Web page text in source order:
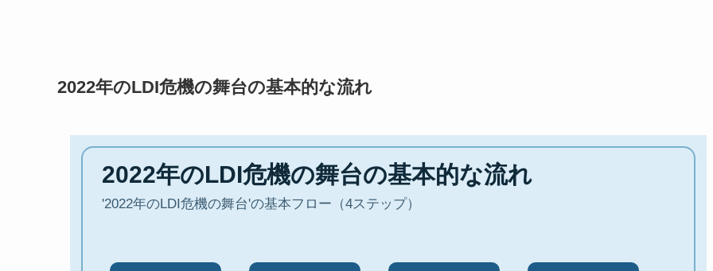
2022年のLDI危機の舞台の基本的な流れ